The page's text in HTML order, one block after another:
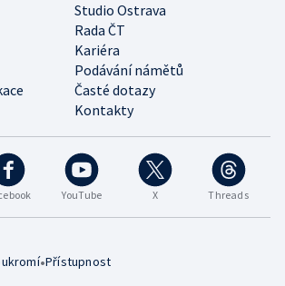
YouTube X Threads
Studio Ostrava
Rada ČT
Kariéra
Podávání námětů
Časté dotazy
Kontakty
•Přístupnost